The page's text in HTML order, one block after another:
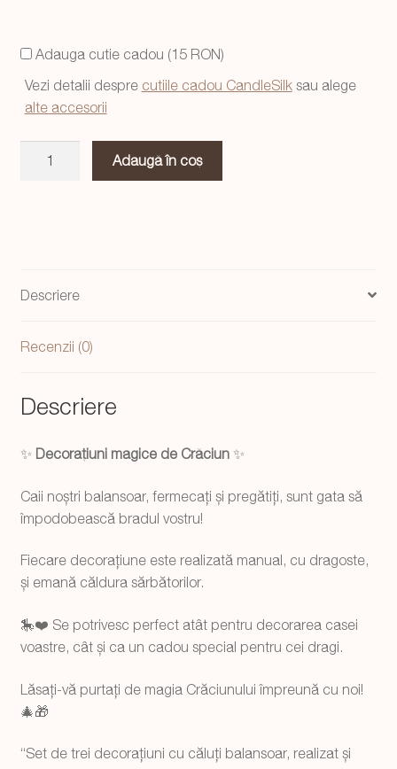
Adauga cutie cadou (15 RON)
Vezi detalii despre cutiile cadou CandleSilksau alege
alte accesorii
set
bucati
Adaugă în coș
Descriere
Recenzii (0)
Descriere
✨ Decorațiuni magice de Crăciun ✨
Caii noștri balansoar, fermecați și pregătiți, sunt gata să
împodobească bradul vostru!
Fiecare decorațiune este realizată manual, cu dragoste,
și emană căldura sărbătorilor.
🎠❤️ Se potrivesc perfect atât pentru decorarea casei
voastre, cât și ca un cadou special pentru cei dragi.
Lăsați-vă purtați de magia Crăciunului împreună cu noi!
🎄🎁
“Set de trei decorațiuni cu căluți balansoar, realizat și